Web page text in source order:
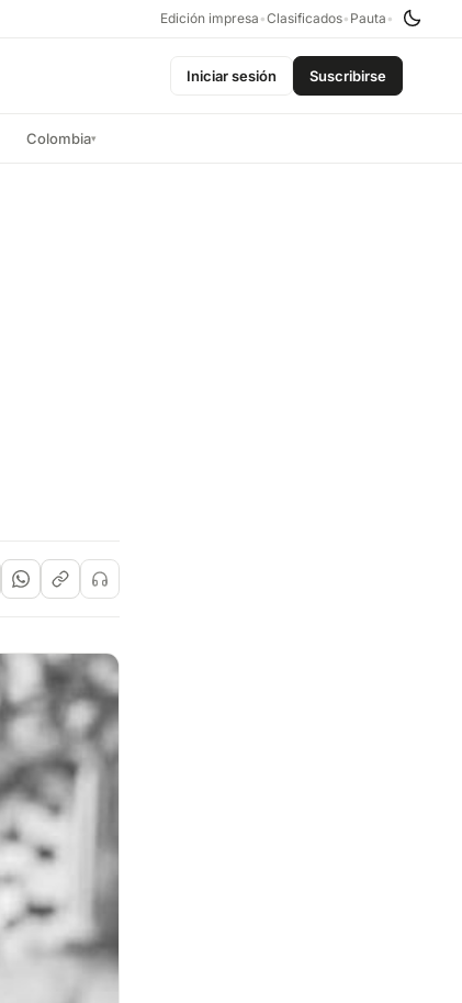
Edición impresa •Clasificados• Pauta •
Iniciar sesión Suscribirse
Colombia▾